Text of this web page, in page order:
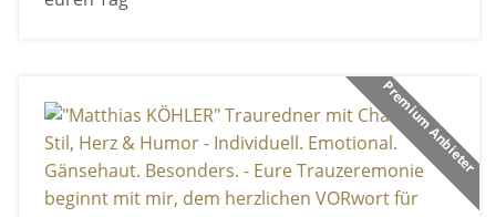
Premium Anbieter